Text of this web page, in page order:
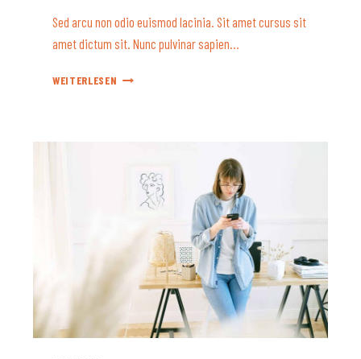
Sed arcu non odio euismod lacinia. Sit amet cursus sit
amet dictum sit. Nunc pulvinar sapien…
WEITERLESEN GLOBAL